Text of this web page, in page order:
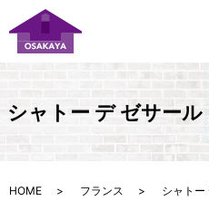
シャトー デ ゼサー
HOME フランス シャトー